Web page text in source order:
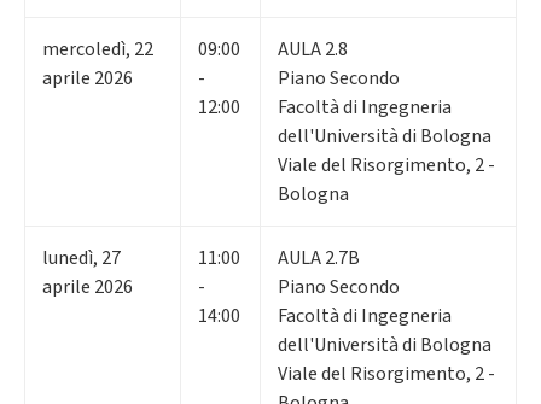
mercoledì, 22
aprile 2026
09:00
-
12:00
AULA 2.8
Piano Secondo
Facoltà di Ingegneria
dell'Università di Bologna
Viale del Risorgimento, 2 -
Bologna
lunedì, 27
aprile 2026
11:00
-
14:00
AULA 2.7B
Piano Secondo
Facoltà di Ingegneria
dell'Università di Bologna
Viale del Risorgimento, 2 -